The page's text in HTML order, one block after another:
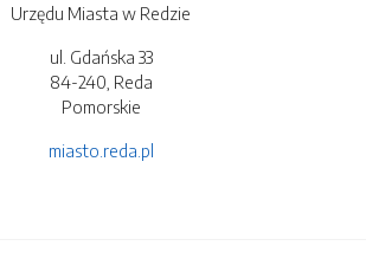
Urzędu Miasta w Redzie
ul. Gdańska 33
84-240, Reda
Pomorskie
miasto.reda.pl